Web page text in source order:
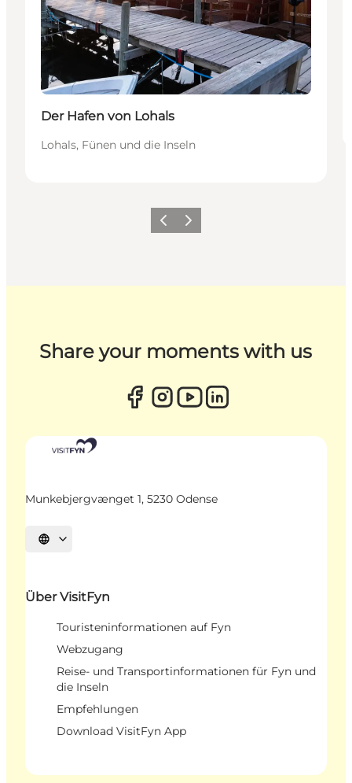
Der Hafen von Lohals
Lohals, Fünen und die Inseln
ZurückWeiter
Share your moments with us
Munkebjergvænget 1, 5230 Odense
Sprache auswählen
Über VisitFyn
Touristeninformationen auf Fyn
Webzugang
Reise- und Transportinformationen für Fyn und
die Inseln
Empfehlungen
Download VisitFyn App